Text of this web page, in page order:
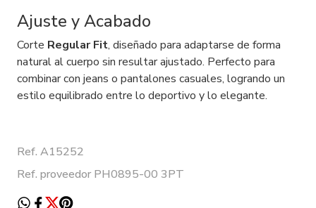
Ajuste y Acabado
Corte Regular Fit, diseñado para adaptarse de forma
natural al cuerpo sin resultar ajustado. Perfecto para
combinar con jeans o pantalones casuales, logrando un
estilo equilibrado entre lo deportivo y lo elegante.
Ref. A15252
Ref. proveedor PH0895-00 3PT